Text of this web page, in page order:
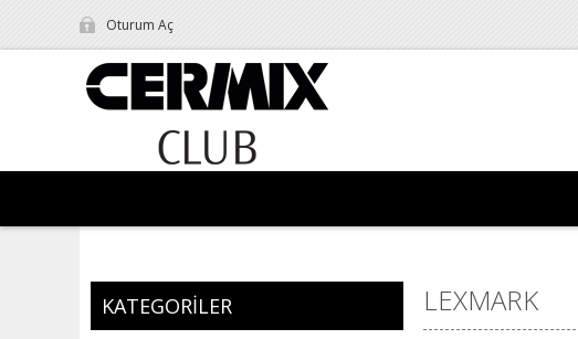
Oturum Aç
KATEGORILER LEXMARK